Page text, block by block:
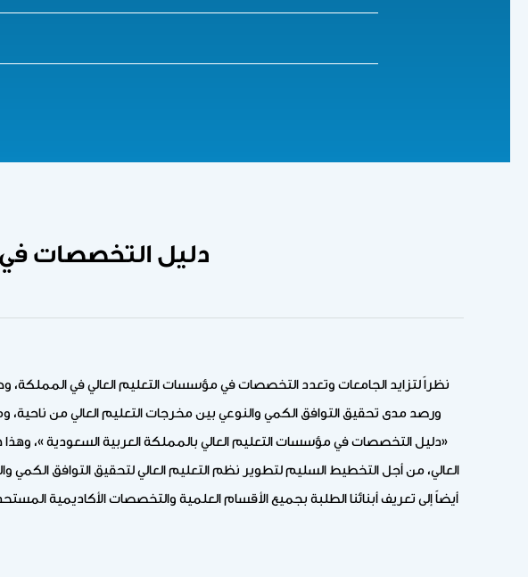
دليل التخصصات
نظراً لتزايد الجامعات وتعدد التخصصات في مؤسسات التعليم العالي في المملكة،
ورصد مدى تحقيق التوافق الكمي والنوعي بين مخرجات التعليم العالي من
«دليل التخصصات في مؤسسات التعليم العالي بالمملكة العربية السعودية »، وهذا
العالي، من أجل التخطيط السليم لتطوير نظم التعليم العالي لتحقيق التوافق
أيضاً إلى تعريف أبنائنا الطلبة بجميع الأقسام العلمية والتخصصات الأكاديمية